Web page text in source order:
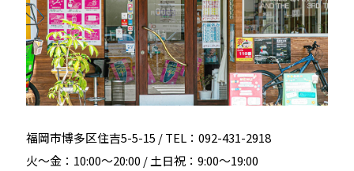
福岡市博多区住吉5-5-15 / TEL：092-431-2918
火～金：10:00～20:00 / 土日祝：9:00～19:00